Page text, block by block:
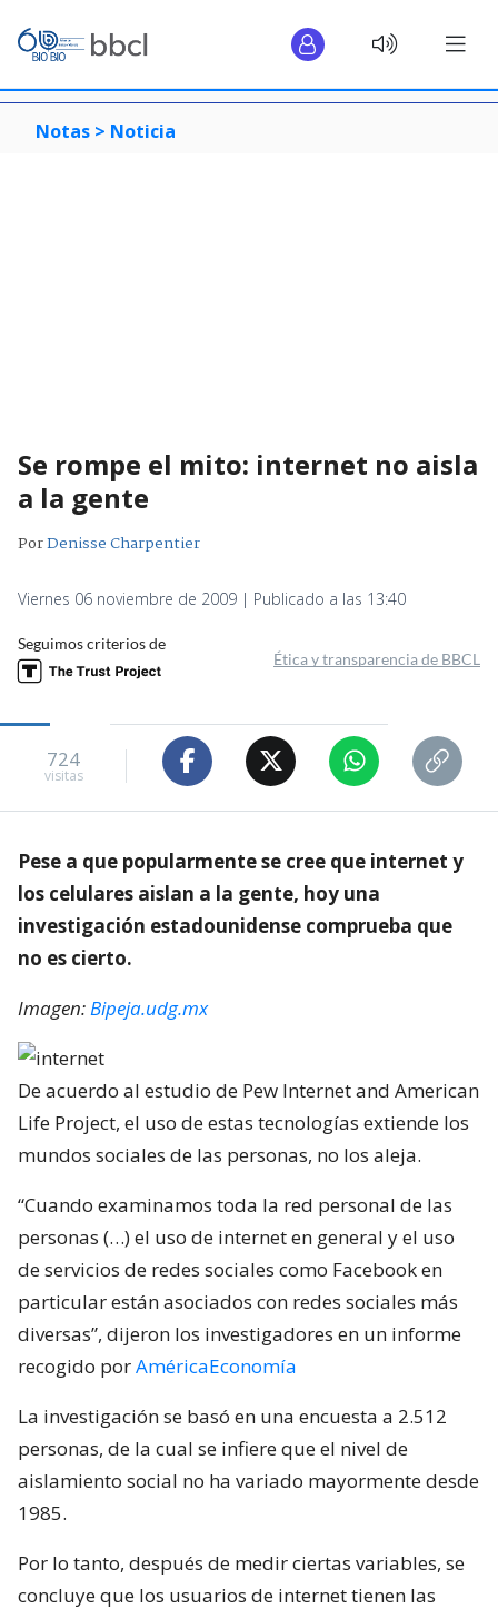
Notas > Noticia
Se rompe el mito: internet no aisla
a la gente
PorDenisse Charpentier
Viernes 06 noviembre de 2009 | Publicado a las 13:40
Seguimos criterios de
Ética y transparencia de BBCL
724
visitas
Pese a que popularmente se cree que internet y
los celulares aislan a la gente, hoy una
investigación estadounidense comprueba que
no es cierto.
Imagen:Bipeja.udg.mx
De acuerdo al estudio de Pew Internet and American
Life Project, el uso de estas tecnologías extiende los
mundos sociales de las personas, no los aleja.
“Cuando examinamos toda la red personal de las
personas (…) el uso de internet en general y el uso
de servicios de redes sociales como Facebook en
particular están asociados con redes sociales más
diversas”, dijeron los investigadores en un informe
recogido porAméricaEconomía
La investigación se basó en una encuesta a 2.512
personas, de la cual se infiere que el nivel de
aislamiento social no ha variado mayormente desde
1985.
Por lo tanto, después de medir ciertas variables, se
concluye que los usuarios de internet tienen las